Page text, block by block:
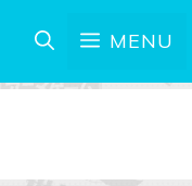
MENU